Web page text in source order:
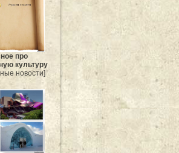
про
культуру
новости]